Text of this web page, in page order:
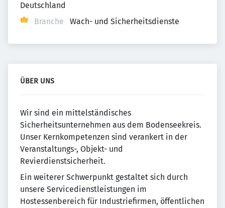
Deutschland
Branche
Wach- und Sicherheitsdienste
ÜBER UNS
Wir sind ein mittelständisches
Sicherheitsunternehmen aus dem Bodenseekreis.
Unser Kernkompetenzen sind verankert in der
Veranstaltungs-, Objekt- und
Revierdienstsicherheit.
Ein weiterer Schwerpunkt gestaltet sich durch
unsere Servicedienstleistungen im
Hostessenbereich für Industriefirmen, öffentlichen